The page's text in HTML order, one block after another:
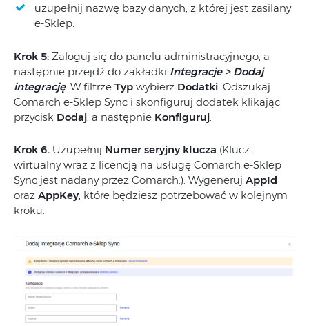
uzupełnij nazwę bazy danych, z której jest zasilany
e-Sklep.
Krok 5: Zaloguj się do panelu administracyjnego, a
następnie przejdź do zakładki Integracje > Dodaj
integrację. W filtrze Typ wybierz Dodatki. Odszukaj
Comarch e-Sklep Sync i skonfiguruj dodatek klikając
przycisk Dodaj, a następnie Konfiguruj.
Krok 6. Uzupełnij Numer seryjny klucza (Klucz
wirtualny wraz z licencją na usługę Comarch e-Sklep
Sync jest nadany przez Comarch.). Wygeneruj AppId
oraz AppKey, które będziesz potrzebować w kolejnym
kroku.